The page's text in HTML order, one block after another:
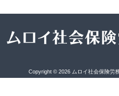
Copyright © 2026 ムロイ社会保険労